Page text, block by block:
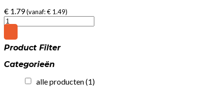
€ 1.79(vanaf:€ 1.49)
Dutch
Giant
-
Beef
Original
Product Filter
Categorieën
alle producten(1)